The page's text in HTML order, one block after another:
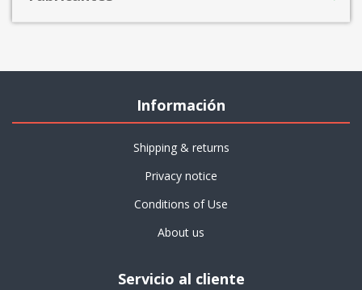
Información
Shipping & returns
Privacy notice
Conditions of Use
About us
Servicio al cliente